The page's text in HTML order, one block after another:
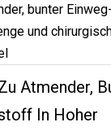
Atmender,
In Hoher